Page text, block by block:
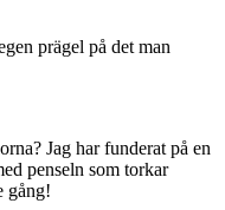
prägel på det man
Jag har funderat på en
penseln som torkar
gång!